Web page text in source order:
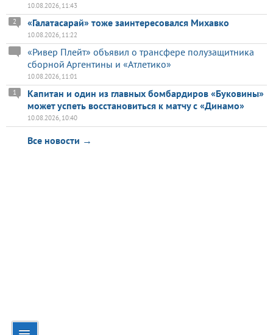
10.08.2026, 11:43
«Галатасарай» тоже заинтересовался Михавко
2
10.08.2026, 11:22
«Ривер Плейт» объявил о трансфере полузащитника
сборной Аргентины и «Атлетико»
10.08.2026, 11:01
Капитан и один из главных бомбардиров «Буковины»
может успеть восстановиться к матчу с «Динамо»
1
10.08.2026, 10:40
Все новости →